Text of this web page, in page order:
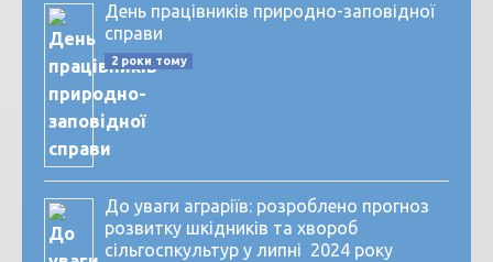
День працівників природно-заповідної
справи
2 роки тому
До уваги аграріїв: розроблено прогноз
розвитку шкідників та хвороб
сільгоспкультур у липні 2024 року